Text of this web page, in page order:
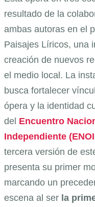
resultado de la
ambas autoras en el
Paisajes Líricos, una
creación de nuevos
el medio local. La
busca fortalecer
ópera y la identidad
del Encuentro
Independiente
tercera versión de
presenta su primer
marcando un
escena al ser la